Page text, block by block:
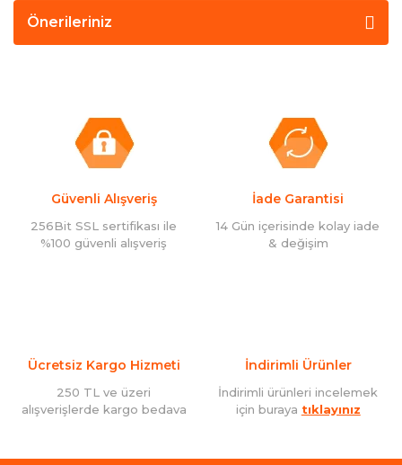
Önerileriniz
Güvenli Alışveriş
256Bit SSL sertifikası ile
%100 güvenli alışveriş
İade Garantisi
14 Gün içerisinde kolay iade
& değişim
Ücretsiz Kargo Hizmeti
250 TL ve üzeri
alışverişlerde kargo bedava
İndirimli Ürünler
İndirimli ürünleri incelemek
için buraya tıklayınız